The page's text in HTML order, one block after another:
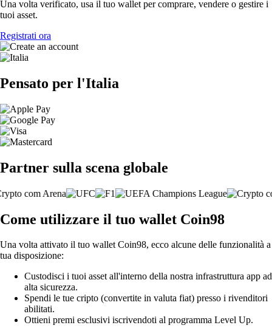
Una volta verificato, usa il tuo wallet per comprare, vendere o gestire i
tuoi asset.
Registrati ora
Pensato per l'Italia
Partner sulla scena globale
Come utilizzare il tuo wallet Coin98
Una volta attivato il tuo wallet Coin98, ecco alcune delle funzionalità a
tua disposizione:
Custodisci i tuoi asset all'interno della nostra infrastruttura app ad
alta sicurezza.
Spendi le tue cripto (convertite in valuta fiat) presso i rivenditori
abilitati.
Ottieni premi esclusivi iscrivendoti al programma Level Up.